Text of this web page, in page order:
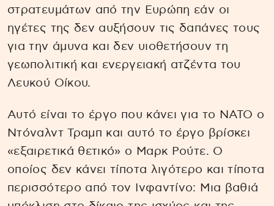
στρατευμάτων από την Ευρώπη εάν οι
ηγέτες της δεν αυξήσουν τις δαπάνες τους
για την άμυνα και δεν υιοθετήσουν τη
γεωπολιτική και ενεργειακή ατζέντα του
Λευκού Οίκου.
Αυτό είναι το έργο που κάνει για το ΝΑΤΟ ο
Ντόναλντ Τραμπ και αυτό το έργο βρίσκει
«εξαιρετικά θετικό» ο Μαρκ Ρούτε. Ο
οποίος δεν κάνει τίποτα λιγότερο και τίποτα
περισσότερο από τον Ινφαντίνο: Μια βαθιά